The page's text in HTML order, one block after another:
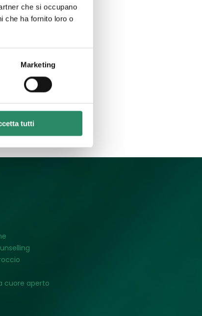
che si occupano
che ha fornito loro o
Marketing
tutti
cuore aperto